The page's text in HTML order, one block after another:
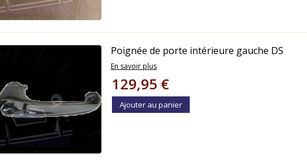
Poignée de porte intérieure gauche DS
En savoir plus
129,95 €
Ajouter au panier